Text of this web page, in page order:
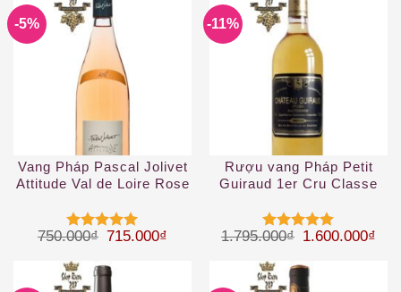
-5%
Vang Pháp Pascal Jolivet
Attitude Val de Loire Rose
Được xếp
sao
750.000₫ Giá gốc là: 750.000₫.
715.000₫ Giá hiện tại là: 715.000₫.
-11%
Rượu vang Pháp Petit
Guiraud 1er Cru Classe
Được xếp
sao
1.795.000₫ Giá gốc là:
1.600.000₫